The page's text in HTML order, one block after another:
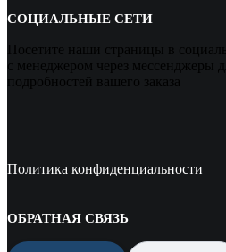
СОЦИАЛЬНЫЕ СЕТИ
Посетите наши страницы в
с менеджером через мессенджеры
подробностей вашего заказа
Политика конфиденциальности
ОБРАТНАЯ СВЯЗЬ